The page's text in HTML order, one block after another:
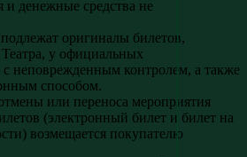
денежные средства не
оригиналы билетов,
у официальных
с неповрежденным контролем, а также
способом.
или переноса мероприятия
(электронный билет и билет на
возмещается покупателю